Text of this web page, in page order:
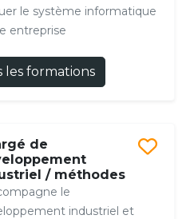
le système informatique
entreprise
les formations
de
/ méthodes
le
industriel et